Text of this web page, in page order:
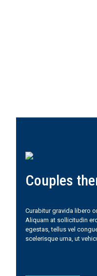
Couples
Curabitur gravida libero
Aliquam at sollicitudin
egestas, tellus vel
scelerisque urna, ut